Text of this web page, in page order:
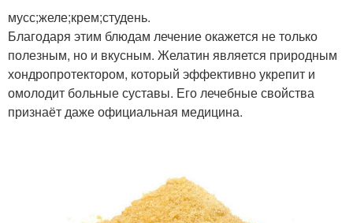
мусс;желе;крем;студень.
Благодаря этим блюдам лечение окажется не только
полезным, но и вкусным. Желатин является природным
хондропротектором, который эффективно укрепит и
омолодит больные суставы. Его лечебные свойства
признаёт даже официальная медицина.